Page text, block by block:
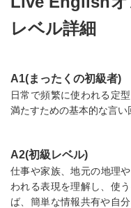
レベル詳細
A1(まったくの初級者)
日常で頻繁に使われる定
満たすための基本的な言い
A2(初級レベル)
仕事や家族、地元の地理
われる表現を理解し、使
ば、簡単な情報共有や自